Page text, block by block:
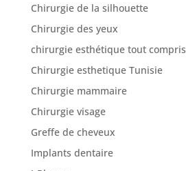
Avant
/
Après
Devis
Gratuit
Chirurgie de la silhouette
Chirurgie des yeux
chirurgie esthétique tout compris
Chirurgie esthetique Tunisie
Chirurgie mammaire
Chirurgie visage
Greffe de cheveux
Implants dentaire